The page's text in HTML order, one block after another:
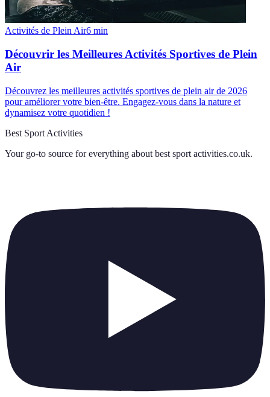
Activités de Plein Air6 min
Découvrir les Meilleures Activités Sportives de Plein
Air
Découvrez les meilleures activités sportives de plein air de 2026
pour améliorer votre bien-être. Engagez-vous dans la nature et
dynamisez votre quotidien !
Best Sport Activities
Your go-to source for everything about best sport activities.co.uk.